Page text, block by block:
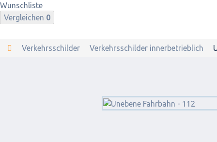
Wunschliste
Vergleichen 0
Verkehrsschilder Verkehrsschilder innerbetrieblich